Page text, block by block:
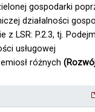
gospodarki
działalności
z LSR: P.2.3, tj.
usługowej
różnych